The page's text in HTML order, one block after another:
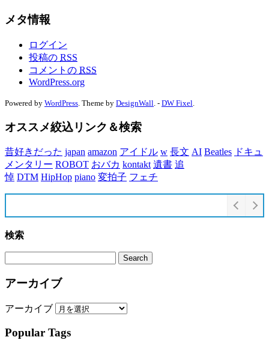
メタ情報
ログイン
投稿の RSS
コメントの RSS
WordPress.org
Powered by WordPress . Theme by DesignWall . - DW Fixel
オススメ絞込リンク＆検索
昔好きだった japan amazon アイドル w 長文 AI Beatles ドキュ
メンタリー ROBOT おバカ kontakt 遺書 追
悼 DTM HipHop piano 変拍子 フェチ
検索
アーカイブ
アーカイブ
Popular Tags